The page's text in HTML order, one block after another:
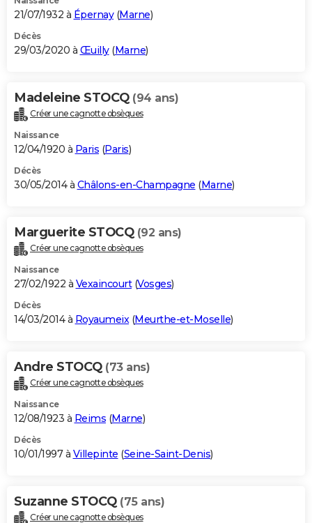
21/07/1932 à Épernay(Marne)
Décès
29/03/2020 à Œuilly(Marne)
Madeleine STOCQ (94 ans)
Créer une cagnotte obsèques
Naissance
12/04/1920 à Paris (Paris)
Décès
30/05/2014 à Châlons-en-Champagne (Marne)
Marguerite STOCQ (92 ans)
Créer une cagnotte obsèques
Naissance
27/02/1922 à Vexaincourt(Vosges)
Décès
14/03/2014 à Royaumeix(Meurthe-et-Moselle)
Andre STOCQ (73 ans)
Créer une cagnotte obsèques
Naissance
12/08/1923 à Reims (Marne)
Décès
10/01/1997 à Villepinte (Seine-Saint-Denis)
Suzanne STOCQ (75 ans)
Créer une cagnotte obsèques